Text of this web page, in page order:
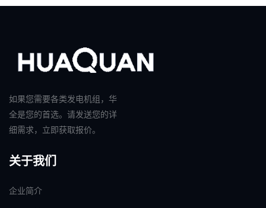
如果您需要各类发电机组，华
全是您的首选。请发送您的详
细需求，立即获取报价。
关于我们
企业简介